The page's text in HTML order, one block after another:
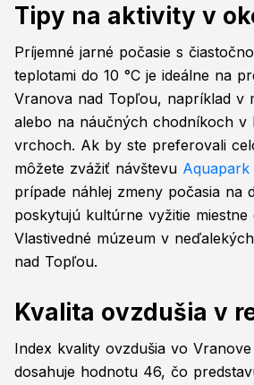
Tipy na aktivity v
Príjemné jarné počasie s
teplotami do 10 °C je ideálne na
Vranova nad Topľou, napríklad v
alebo na náučných chodníkoch v
vrchoch. Ak by ste preferovali
môžete zvážiť návštevu
prípade náhlej zmeny počasia na
poskytujú kultúrne vyžitie miestne
Vlastivedné múzeum v
nad Topľou.
Kvalita ovzdušia v
Index kvality ovzdušia vo
dosahuje hodnotu 46, čo